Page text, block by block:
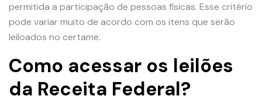
permitida a participação de pessoas físicas. Esse critério
pode variar muito de acordo com os itens que serão
leiloados no certame.
Como acessar os leilões
da Receita Federal?